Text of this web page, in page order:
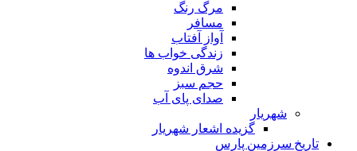
مرگ رنگ
مسافر
آواز آفتاب
زندگی خواب ها
شرق اندوه
حجم سبز
صدای پای آب
شهریار
گزیده اشعار شهریار
تاریخ سرزمین پارس